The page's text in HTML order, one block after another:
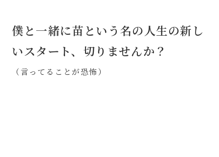
僕と一緒に苗という名の人生の新し
いスタート、切りませんか？
（言ってることが恐怖）